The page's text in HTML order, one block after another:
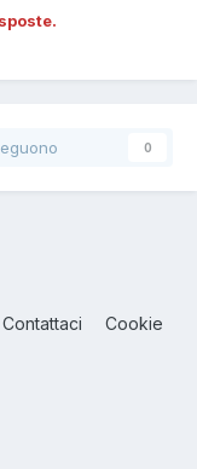
0
Contattaci Cookie